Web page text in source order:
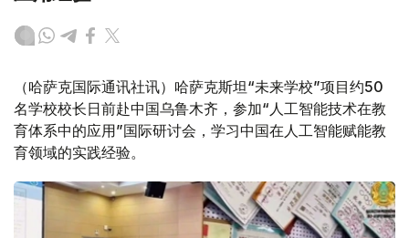
（哈萨克国际通讯社讯）哈萨克斯坦“未来学校”项目约50
名学校校长日前赴中国乌鲁木齐，参加“人工智能技术在教
育体系中的应用”国际研讨会，学习中国在人工智能赋能教
育领域的实践经验。